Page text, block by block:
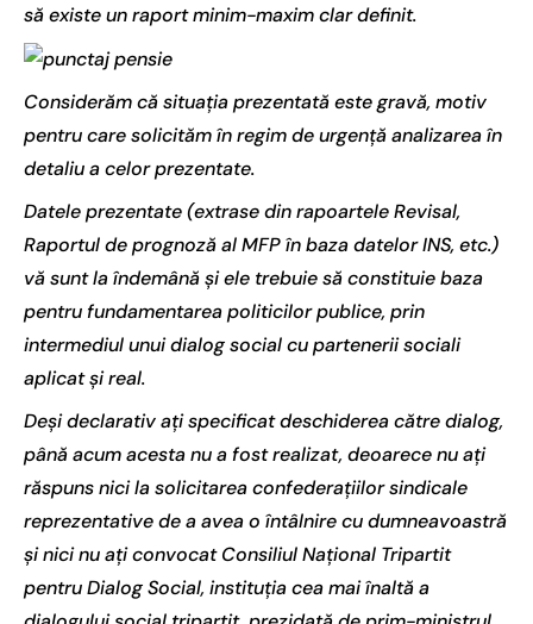
să existe un raport minim-maxim clar definit.
Considerăm că situaţia prezentată este gravă, motiv
pentru care solicităm în regim de urgenţă analizarea în
detaliu a celor prezentate.
Datele prezentate (extrase din rapoartele Revisal,
Raportul de prognoză al MFP în baza datelor INS, etc.)
vă sunt la îndemână și ele trebuie să constituie baza
pentru fundamentarea politicilor publice, prin
intermediul unui dialog social cu partenerii sociali
aplicat și real.
Deşi declarativ aţi specificat deschiderea către dialog,
până acum acesta nu a fost realizat, deoarece nu aţi
răspuns nici la solicitarea confederaţiilor sindicale
reprezentative de a avea o întâlnire cu dumneavoastră
şi nici nu aţi convocat Consiliul Naţional Tripartit
pentru Dialog Social, instituţia cea mai înaltă a